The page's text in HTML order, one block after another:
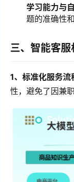
学习能力与
题的准确性
三、智能客
1、标准化服务流
性，避免了因兼